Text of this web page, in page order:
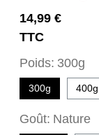
14,99 €
TTC
Poids 300g
300g 400g
Goût Nature